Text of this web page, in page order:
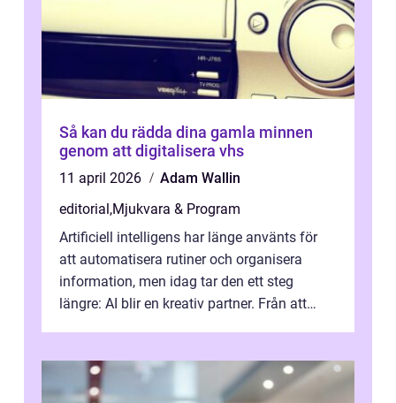
Så kan du rädda dina gamla minnen
genom att digitalisera vhs
11 april 2026
Adam Wallin
editorial,Mjukvara & Program
Artificiell intelligens har länge använts för
att automatisera rutiner och organisera
information, men idag tar den ett steg
längre: AI blir en kreativ partner. Från att